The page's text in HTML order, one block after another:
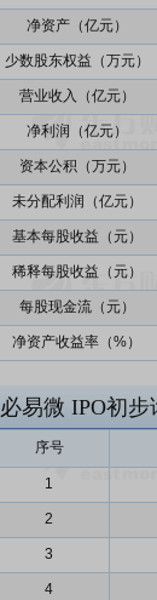
净资产（亿元）
少数股东权益（万元）
营业收入（亿元）
净利润（亿元）
资本公积（万元）
未分配利润（亿元）
基本每股收益（元）
稀释每股收益（元）
每股现金流（元）
净资产收益率（%）
必易微 IPO初步
序号
1
2
3
4